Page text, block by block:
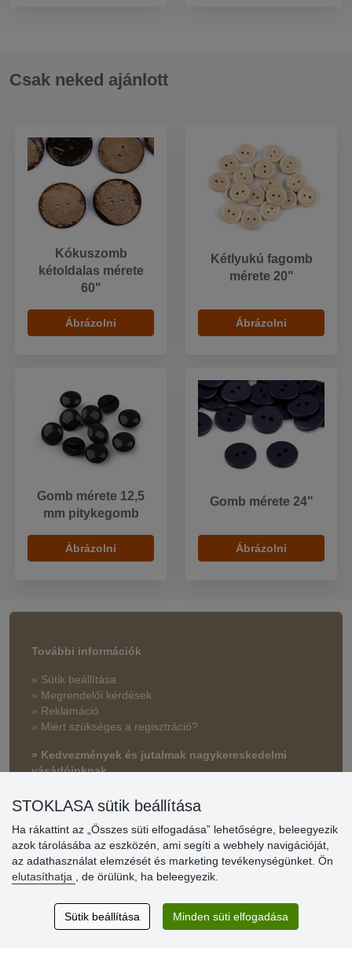
Csak neked ajánlott
Kókuszomb
kétoldalas mérete
60"
Ábrázolni
Kétlyukú fagomb
mérete 20"
Ábrázolni
Gomb mérete 12,5
mm pitykegomb
Ábrázolni
Gomb mérete 24"
Ábrázolni
További információk
» Sütik beállítása
» Megrendelői kérdések
» Reklamáció
» Miért szükséges a regisztráció?
» Kedvezmények és jutalmak nagykereskedelmi
vásárlóinknak
» Súgó
Vásárlók
értékelése
Excellent service
Thank you.
STOKLASA sütik beállítása
Ha rákattint az „Összes süti elfogadása” lehetőségre, beleegyezik
azok tárolásába az eszközén, ami segíti a webhely navigációját,
az adathasználat elemzését és marketing tevékenységünket. Ön
elutasíthatja
, de örülünk, ha beleegyezik.
Sütik beállítása Minden süti elfogadása